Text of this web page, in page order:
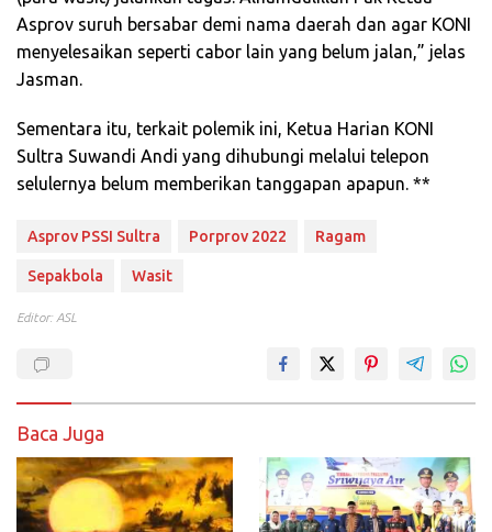
Asprov suruh bersabar demi nama daerah dan agar KONI
menyelesaikan seperti cabor lain yang belum jalan,” jelas
Jasman.
Sementara itu, terkait polemik ini, Ketua Harian KONI
Sultra Suwandi Andi yang dihubungi melalui telepon
selulernya belum memberikan tanggapan apapun. **
Asprov PSSI Sultra Porprov 2022 Ragam
Sepakbola Wasit
Editor: ASL
Baca Juga